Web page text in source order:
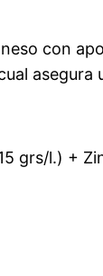
con
asegura
grs/l.) +